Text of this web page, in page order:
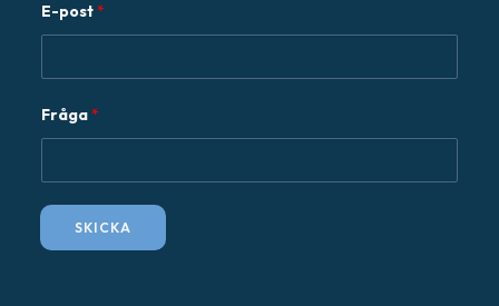
E-post*
o
s
t
Fråga*
SKICKA